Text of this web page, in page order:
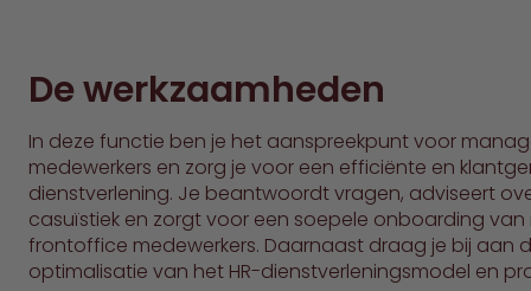
De werkzaamheden
In deze functie ben je het aanspreekpunt voor
medewerkers en zorg je voor een efficiënte en
dienstverlening. Je beantwoordt vragen, adviseert
casuïstiek en zorgt voor een soepele onboarding van
frontoffice medewerkers. Daarnaast draag je bij aan
optimalisatie van het HR-dienstverleningsmodel en